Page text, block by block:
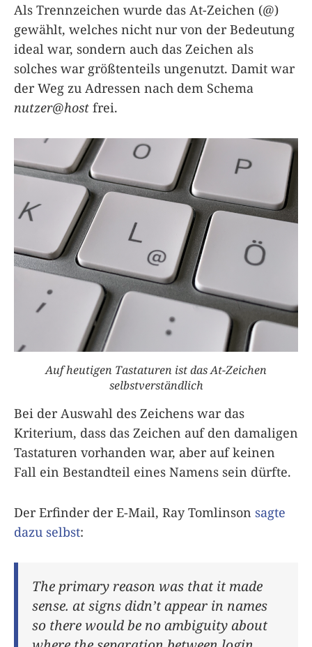
Als Trennzeichen wurde das At-Zeichen (@)
gewählt, welches nicht nur von der Bedeutung
ideal war, sondern auch das Zeichen als
solches war größtenteils ungenutzt. Damit war
der Weg zu Adressen nach dem Schema
nutzer@host frei.
Auf heutigen Tastaturen ist das At-Zeichen
selbstverständlich
Bei der Auswahl des Zeichens war das
Kriterium, dass das Zeichen auf den damaligen
Tastaturen vorhanden war, aber auf keinen
Fall ein Bestandteil eines Namens sein dürfte.
Der Erfinder der E-Mail, Ray Tomlinson sagte
dazu selbst:
The primary reason was that it made
sense. at signs didn’t appear in names
so there would be no ambiguity about